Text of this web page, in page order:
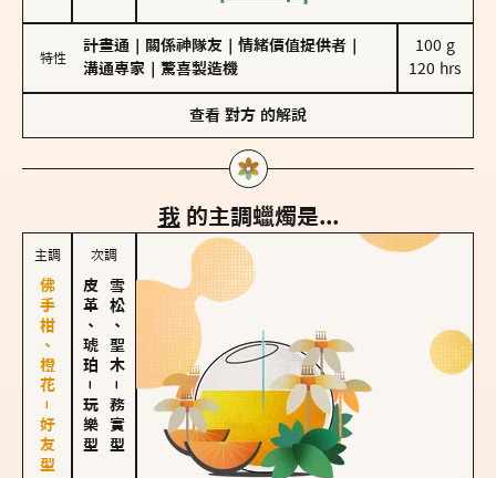
特性
計畫通 關係神隊友 情緒價值提供者
溝通專家
驚喜製造機
100 g
120 hrs
查看 對方 的解說
我 的主調蠟燭是...
主調
佛手柑、橙花－好友型
次調
皮革、琥珀
－
玩樂型
雪松、聖木
－
務實型